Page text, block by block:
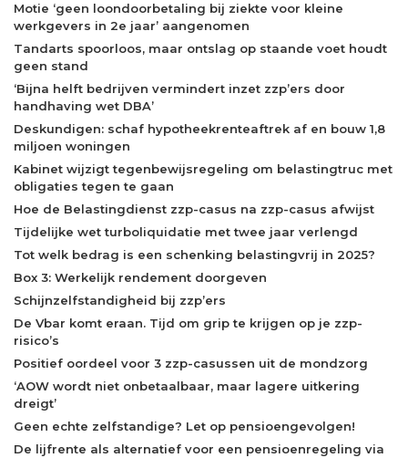
Motie ‘geen loondoorbetaling bij ziekte voor kleine
werkgevers in 2e jaar’ aangenomen
Tandarts spoorloos, maar ontslag op staande voet houdt
geen stand
‘Bijna helft bedrijven vermindert inzet zzp’ers door
handhaving wet DBA’
Deskundigen: schaf hypotheekrenteaftrek af en bouw 1,8
miljoen woningen
Kabinet wijzigt tegenbewijsregeling om belastingtruc met
obligaties tegen te gaan
Hoe de Belastingdienst zzp-casus na zzp-casus afwijst
Tijdelijke wet turboliquidatie met twee jaar verlengd
Tot welk bedrag is een schenking belastingvrij in 2025?
Box 3: Werkelijk rendement doorgeven
Schijnzelfstandigheid bij zzp’ers
De Vbar komt eraan. Tijd om grip te krijgen op je zzp-
risico’s
Positief oordeel voor 3 zzp-casussen uit de mondzorg
‘AOW wordt niet onbetaalbaar, maar lagere uitkering
dreigt’
Geen echte zelfstandige? Let op pensioengevolgen!
De lijfrente als alternatief voor een pensioenregeling via